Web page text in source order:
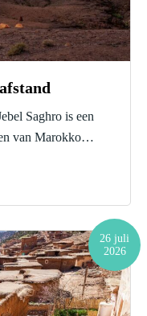
Saghro is een
van Marokko
woestijn. Er zijn
het eenvoudige leven
naar de basis!
26 juli
2026